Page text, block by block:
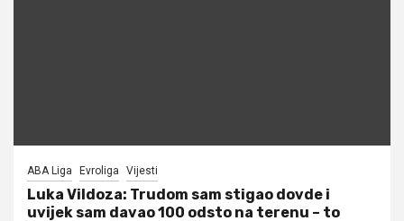
ABA Liga Evroliga Vijesti
Luka Vildoza: Trudom sam stigao dovde i
uvijek sam davao 100 odsto na terenu – to